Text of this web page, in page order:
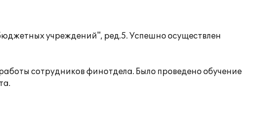
учреждений", ред.5. Успешно осуществлен
сотрудников финотдела. Было проведено обучение